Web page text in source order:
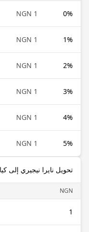
0%
1 NGN
1%
1 NGN
2%
1 NGN
3%
1 NGN
4%
1 NGN
5%
1 NGN
تحويل نايرا نيجيري إلى
NGN
1